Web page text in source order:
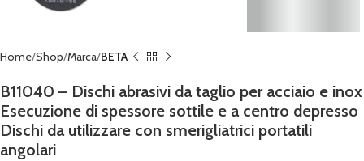
Home Shop Marca BETA
B11040 – Dischi abrasivi da taglio per acciaio e inox
Esecuzione di spessore sottile e a centro depresso
Dischi da utilizzare con smerigliatrici portatili
angolari